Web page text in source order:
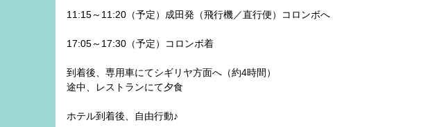
11:15～11:20（予定）成田発（飛行機／直行便）コロンボへ
17:05～17:30（予定）コロンボ着
到着後、専用車にてシギリヤ方面へ（約4時間）
途中、レストランにて夕食
ホテル到着後、自由行動♪